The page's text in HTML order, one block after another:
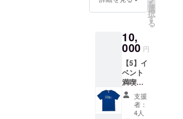
52 55 58 肩幅
46 50 54 袖丈
20 22 24 脇仕様
を
選
択
す
る
10,
000 円
【5】イ
ベント
満喫
セット
10000
円 内
支援
者：
4人